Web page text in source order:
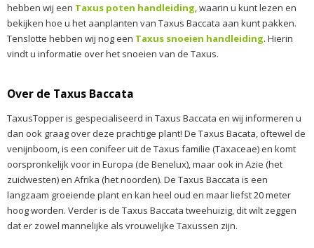
hebben wij een Taxus poten handleiding, waarin u kunt lezen en
bekijken hoe u het aanplanten van Taxus Baccata aan kunt pakken.
Tenslotte hebben wij nog een Taxus snoeien handleiding. Hierin
vindt u informatie over het snoeien van de Taxus.
Over de Taxus Baccata
TaxusTopper is gespecialiseerd in Taxus Baccata en wij informeren u
dan ook graag over deze prachtige plant! De Taxus Bacata, oftewel de
venijnboom, is een conifeer uit de Taxus familie (Taxaceae) en komt
oorspronkelijk voor in Europa (de Benelux), maar ook in Azie (het
zuidwesten) en Afrika (het noorden). De Taxus Baccata is een
langzaam groeiende plant en kan heel oud en maar liefst 20 meter
hoog worden. Verder is de Taxus Baccata tweehuizig, dit wilt zeggen
dat er zowel mannelijke als vrouwelijke Taxussen zijn.